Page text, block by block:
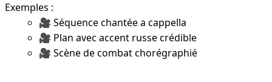
Exemples :
🎥 Séquence chantée a cappella
🎥 Plan avec accent russe crédible
🎥 Scène de combat chorégraphié